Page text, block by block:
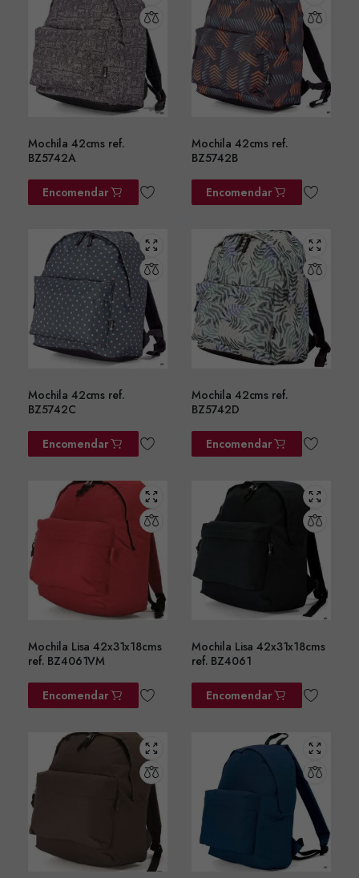
Mochila 42cms ref.
BZ5742A
Encomendar
Mochila 42cms ref.
BZ5742B
Encomendar
Mochila 42cms ref.
BZ5742C
Encomendar
Mochila 42cms ref.
BZ5742D
Encomendar
Mochila Lisa 42x31x18cms
ref. BZ4061VM
Encomendar
Mochila Lisa 42x31x18cms
ref. BZ4061
Encomendar